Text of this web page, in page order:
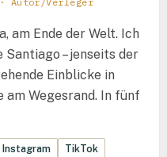
am Ende der Welt. Ich
Santiago – jenseits der
Einblicke in
am Wegesrand. In fünf
Instagram TikTok